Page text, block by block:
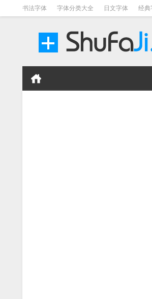
书法字体 字体分类大全 日文字体 经典